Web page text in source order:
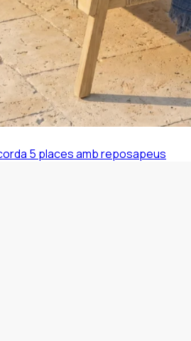
5 places amb reposapeus